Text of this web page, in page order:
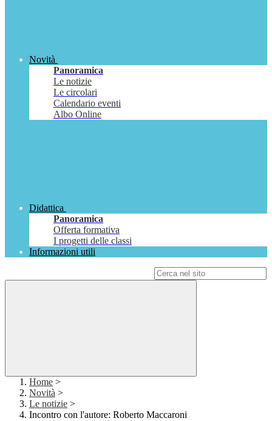
Novità
Panoramica
Le notizie
Le circolari
Calendario eventi
Albo Online
Didattica
Panoramica
Offerta formativa
I progetti delle classi
Informazioni utili
Home >
Novità >
Le notizie >
Incontro con l'autore: Roberto Maccaroni